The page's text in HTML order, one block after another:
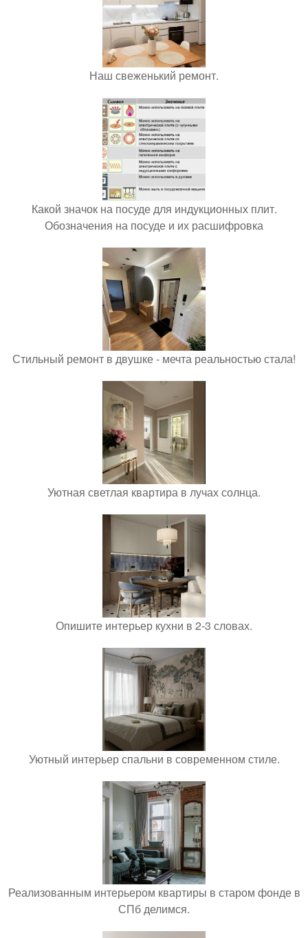
Наш свеженький ремонт.
Какой значок на посуде для индукционных плит.
Обозначения на посуде и их расшифровка
Стильный ремонт в двушке - мечта реальностью стала!
Уютная светлая квартира в лучах солнца.
Опишите интерьер кухни в 2-3 словах.
Уютный интерьер спальни в современном стиле.
Реализованным интерьером квартиры в старом фонде в
СПб делимся.